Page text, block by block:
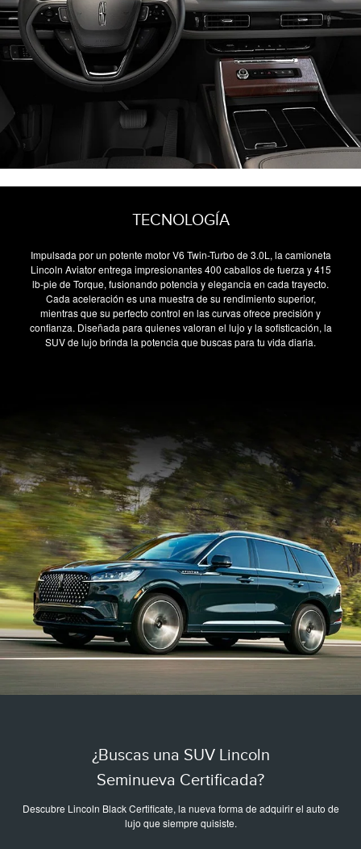
TECNOLOGÍA
Impulsada por un potente motor V6 Twin-Turbo de 3.0L, la camioneta
Lincoln Aviator entrega impresionantes 400 caballos de fuerza y 415
lb-pie de Torque, fusionando potencia y elegancia en cada trayecto.
Cada aceleración es una muestra de su rendimiento superior,
mientras que su perfecto control en las curvas ofrece precisión y
confianza. Diseñada para quienes valoran el lujo y la sofisticación, la
SUV de lujo brinda la potencia que buscas para tu vida diaria.
¿Buscas una SUV Lincoln
Seminueva Certificada?
Descubre Lincoln Black Certificate, la nueva forma de adquirir el auto de
lujo que siempre quisiste.